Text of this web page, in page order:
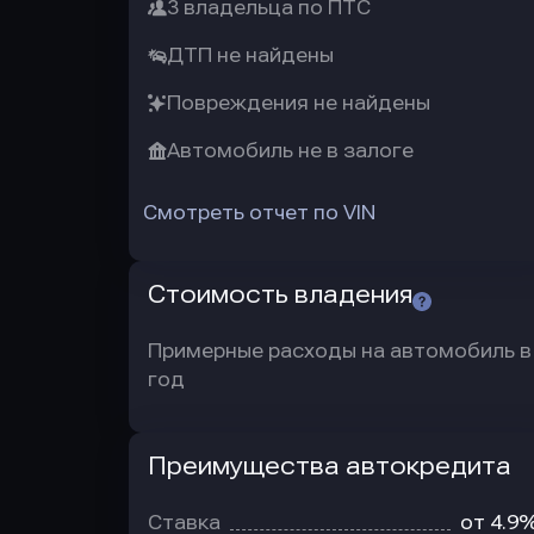
3 владельца по ПТС
ДТП не найдены
Повреждения не найдены
Автомобиль не в залоге
Смотреть отчет по VIN
Стоимость владения
Примерные расходы на автомобиль в
год
Преимущества автокредита
Ставка от